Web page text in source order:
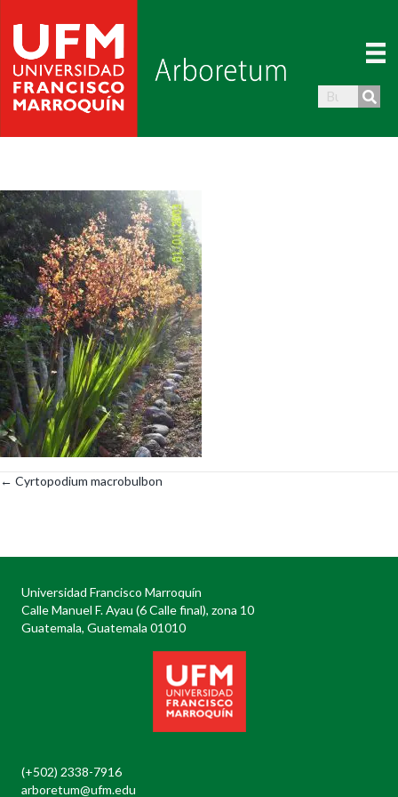
Posts
← Cyrtopodium macrobulbon
Universidad Francisco Marroquín
Calle Manuel F. Ayau (6 Calle final), zona 10
Guatemala, Guatemala 01010
(+502) 2338-7916
arboretum@ufm.edu